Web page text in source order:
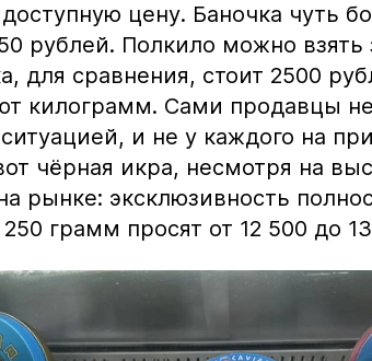
цену. Баночка чуть
рублей. Полкило можно взять
для сравнения, стоит 2500
килограмм. Сами продавцы
и не у каждого на
чёрная икра, несмотря на
рынке: эксклюзивность
грамм просят от 12 500 до